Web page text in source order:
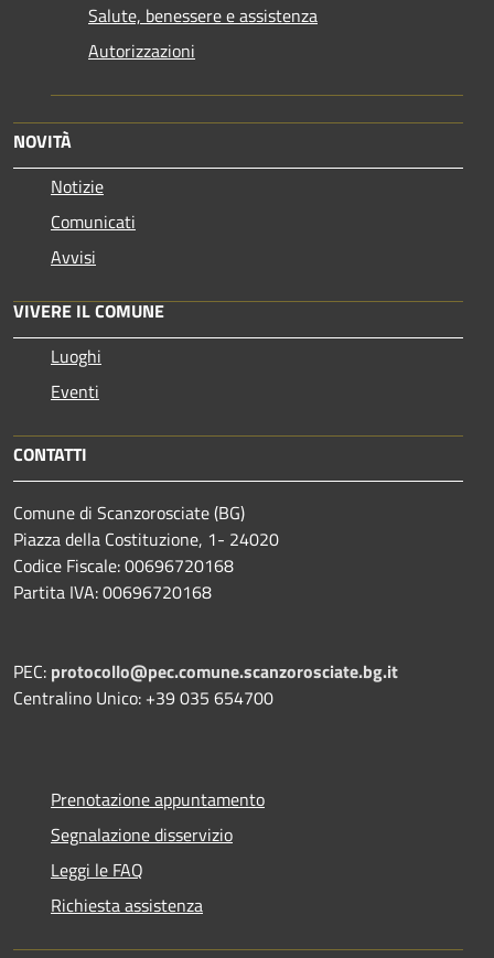
Salute, benessere e assistenza
Autorizzazioni
NOVITÀ
Notizie
Comunicati
Avvisi
VIVERE IL COMUNE
Luoghi
Eventi
CONTATTI
Comune di Scanzorosciate (BG)
Piazza della Costituzione, 1- 24020
Codice Fiscale: 00696720168
Partita IVA: 00696720168
PEC: protocollo@pec.comune.scanzorosciate.bg.it
Centralino Unico: +39 035 654700
Prenotazione appuntamento
Segnalazione disservizio
Leggi le FAQ
Richiesta assistenza